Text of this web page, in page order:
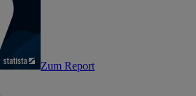
Zum Report